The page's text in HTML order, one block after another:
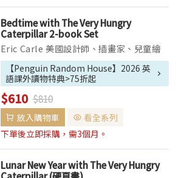
Bedtime with The Very Hungry
Caterpillar 2-book Set
Eric Carle 美國設計師、插畫家、兒童繪
本作家和兒童文學作家。他最有名的作品是
他用拼貼技法創作的《好餓的毛毛蟲》，截
至2014年，已經被翻譯成超過60種語言，
並在世界各地售出3千8百萬本。自從...
【Penguin Random House】2026 英
語課外讀物特典>75折起
$610 $810
放入購物車
看全系列
下單後立即採購，需3個月。
Lunar New Year with The Very Hungry